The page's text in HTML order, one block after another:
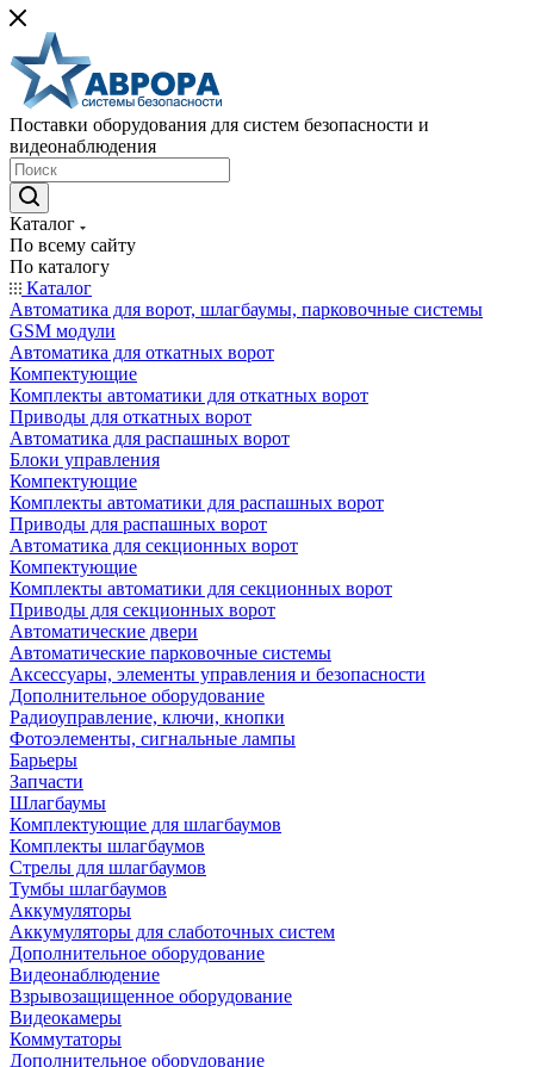
Поставки оборудования для систем безопасности и
видеонаблюдения
Каталог
По всему сайту
По каталогу
Каталог
Автоматика для ворот, шлагбаумы, парковочные системы
GSM модули
Автоматика для откатных ворот
Компектующие
Комплекты автоматики для откатных ворот
Приводы для откатных ворот
Автоматика для распашных ворот
Блоки управления
Компектующие
Комплекты автоматики для распашных ворот
Приводы для распашных ворот
Автоматика для секционных ворот
Компектующие
Комплекты автоматики для секционных ворот
Приводы для секционных ворот
Автоматические двери
Автоматические парковочные системы
Аксессуары, элементы управления и безопасности
Дополнительное оборудование
Радиоуправление, ключи, кнопки
Фотоэлементы, сигнальные лампы
Барьеры
Запчасти
Шлагбаумы
Комплектующие для шлагбаумов
Комплекты шлагбаумов
Стрелы для шлагбаумов
Тумбы шлагбаумов
Аккумуляторы
Аккумуляторы для слаботочных систем
Дополнительное оборудование
Видеонаблюдение
Взрывозащищенное оборудование
Видеокамеры
Коммутаторы
Дополнительное оборудование